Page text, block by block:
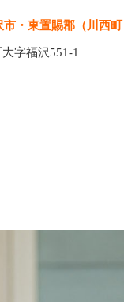
市・東置賜郡（川西町
字福沢551-1